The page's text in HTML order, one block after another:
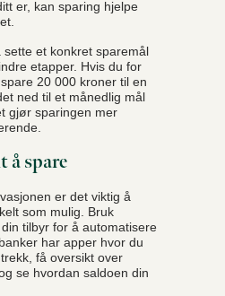
er, kan sparing hjelpe
sette et konkret sparemål
etapper. Hvis du for
20 000 kroner til en
ned til et månedlig mål
gjør sparingen mer
å spare
er det viktig å
som mulig. Bruk
tilbyr for å automatisere
har apper hvor du
få oversikt over
se hvordan saldoen din